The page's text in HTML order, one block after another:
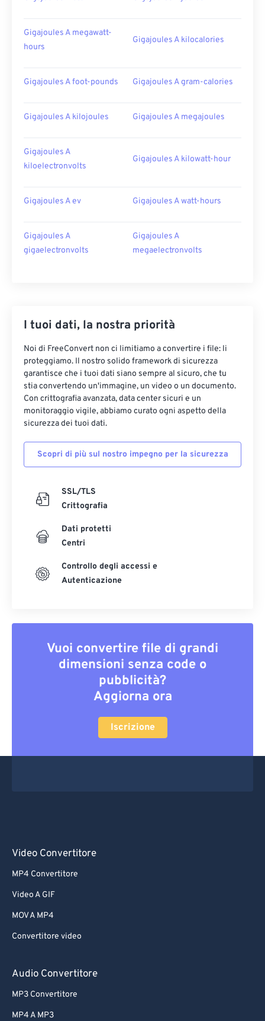
Gigajoules A megawatt-
hours
Gigajoules A kilocalories
Gigajoules A foot-pounds Gigajoules A gram-calories
Gigajoules A kilojoules Gigajoules A megajoules
Gigajoules A
kiloelectronvolts
Gigajoules A kilowatt-hour
Gigajoules A ev Gigajoules A watt-hours
Gigajoules A
gigaelectronvolts
Gigajoules A
megaelectronvolts
I tuoi dati, la nostra priorità
Noi di FreeConvert non ci limitiamo a convertire i file: li
proteggiamo. Il nostro solido framework di sicurezza
garantisce che i tuoi dati siano sempre al sicuro, che tu
stia convertendo un'immagine, un video o un documento.
Con crittografia avanzata, data center sicuri e un
monitoraggio vigile, abbiamo curato ogni aspetto della
sicurezza dei tuoi dati.
Scopri di più sul nostro impegno per la sicurezza
SSL/TLS
Crittografia
Dati protetti
Centri
Controllo degli accessi e
Autenticazione
Vuoi convertire file di grandi
dimensioni senza code o
pubblicità?
Aggiorna ora
Iscrizione
Video Convertitore
MP4 Convertitore
Video A GIF
MOV A MP4
Convertitore video
Audio Convertitore
MP3 Convertitore
MP4 A MP3